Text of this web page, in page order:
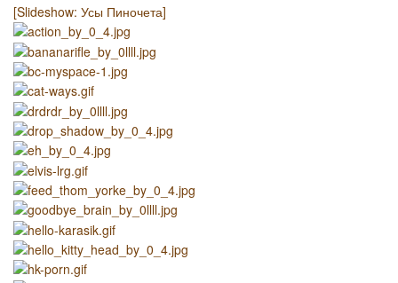
[Slideshow: Усы Пиночета]